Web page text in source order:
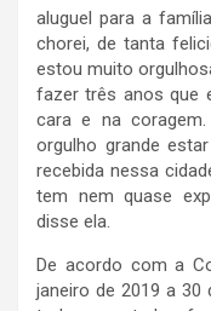
aluguel para a
chorei, de tanta
estou muito
fazer três anos que
cara e na
orgulho grande
recebida nessa
tem nem quase
disse ela.
De acordo com a
janeiro de 2019 a